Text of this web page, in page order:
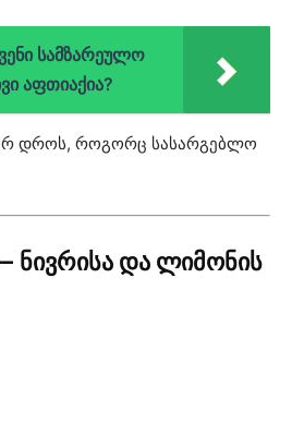
სამზარეულო
აფთიაქია?
დროს, როგორც სასარგებლო
ნივრისა და ლიმონის